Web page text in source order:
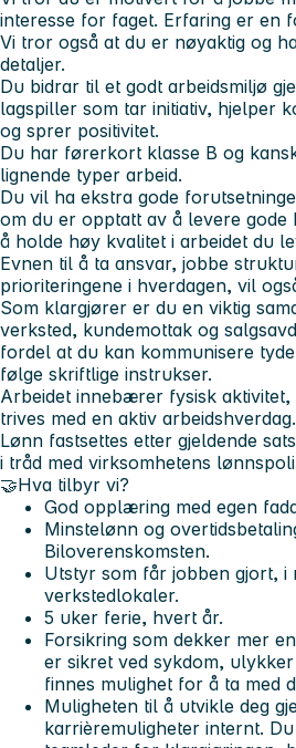
interesse for faget. Erfaring er en
Vi tror også at du er nøyaktig og
detaljer.
Du bidrar til et godt arbeidsmiljø
lagspiller som tar initiativ, hjelper
og sprer positivitet.
Du har førerkort klasse B og
lignende typer arbeid.
Du vil ha ekstra gode
om du er opptatt av å levere gode
å holde høy kvalitet i arbeidet du
Evnen til å ta ansvar, jobbe
prioriteringene i hverdagen, vil
Som klargjører er du en viktig
verksted, kundemottak og
fordel at du kan kommunisere
følge skriftlige instrukser.
Arbeidet innebærer fysisk aktivitet,
trives med en aktiv arbeidshverdag.
Lønn fastsettes etter gjeldende
i tråd med virksomhetens
🤝Hva tilbyr vi?
God opplæring med egen
Minstelønn og
Biloverenskomsten.
Utstyr som får jobben gjort, i
verkstedlokaler.
5 uker ferie, hvert år.
Forsikring som dekker mer
er sikret ved sykdom,
finnes mulighet for å ta med
Muligheten til å utvikle deg
karrièremuligheter internt.